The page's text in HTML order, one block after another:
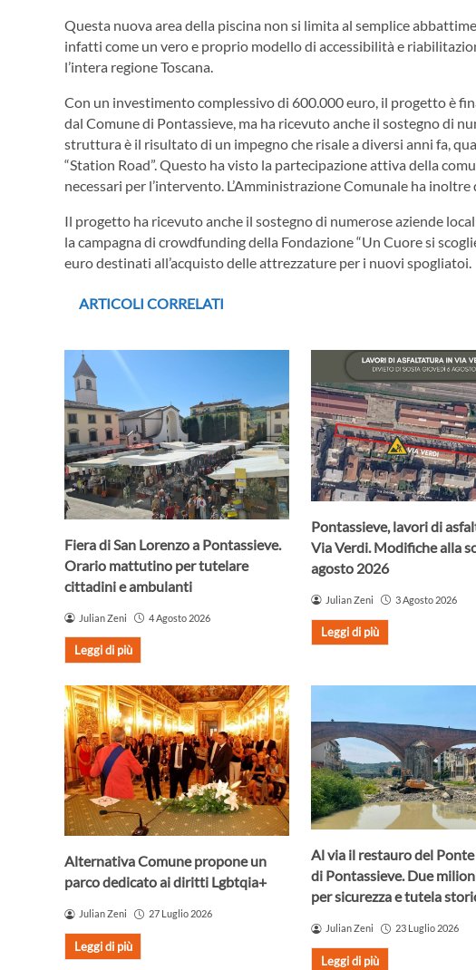
Questa nuova area della piscina non si limita al semplice
infatti come un vero e proprio modello di accessibilità e
l’intera regione Toscana.
Con un investimento complessivo di 600.000 euro, il progetto è
dal Comune di Pontassieve, ma ha ricevuto anche il sostegno di
struttura è il risultato di un impegno che risale a diversi anni fa,
“Station Road”. Questo ha visto la partecipazione attiva della
necessari per l’intervento. L’Amministrazione Comunale ha
Il progetto ha ricevuto anche il sostegno di numerose aziende
la campagna di crowdfunding della Fondazione “Un Cuore si
euro destinati all’acquisto delle attrezzature per i nuovi spogliatoi.
ARTICOLI CORRELATI
Fiera di San Lorenzo a Pontassieve.
Orario mattutino per tutelare
cittadini e ambulanti
Julian Zeni 4 Agosto 2026
Leggi di più
Pontassieve, lavori di
Via Verdi. Modifiche alla
agosto 2026
Julian Zeni 3 Agosto 2026
Leggi di più
Alternativa Comune propone un
parco dedicato ai diritti Lgbtqia+
Julian Zeni 27 Luglio 2026
Leggi di più
Al via il restauro del
di Pontassieve. Due
per sicurezza e tutela
Julian Zeni 23 Luglio 2026
Leggi di più